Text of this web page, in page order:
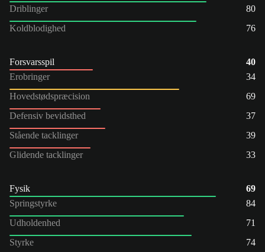
Driblinger
80
Koldblodighed
76
Forsvarsspil
40
Erobringer
34
Hovedstødspræcision
69
Defensiv bevidsthed
37
Stående tacklinger
39
Glidende tacklinger
33
Fysik
69
Springstyrke
84
Udholdenhed
71
Styrke
74